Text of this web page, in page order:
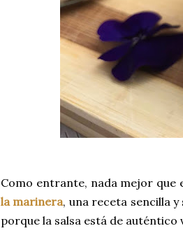
Como entrante, nada mejor que
la marinera, una receta sencilla
porque la salsa está de auténtico